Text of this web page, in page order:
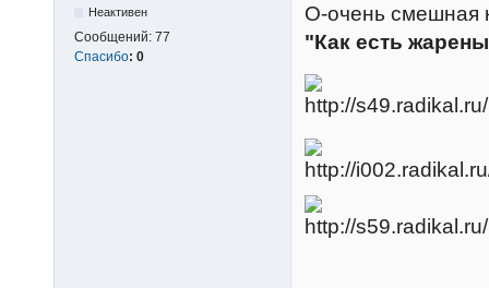
Неактивен
Сообщений: 77
Спасибо: 0
О-очень смешная
"Как есть